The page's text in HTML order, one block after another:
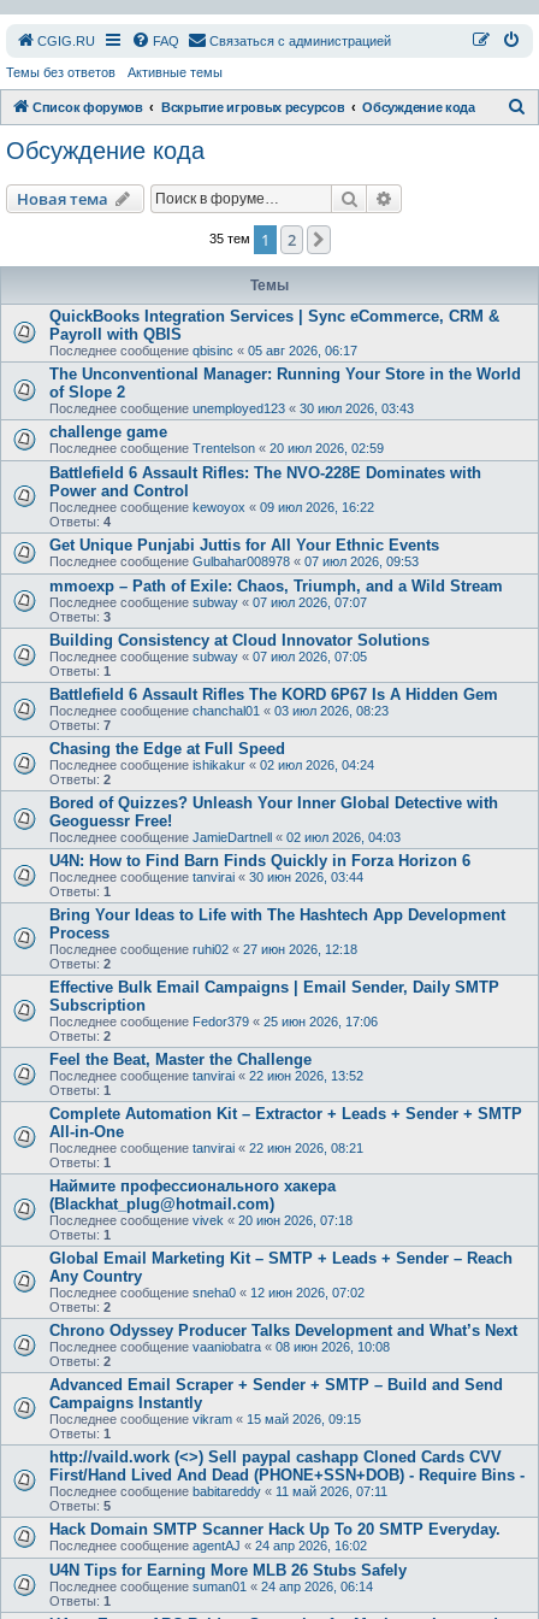
СGIG.RU FAQ Связаться с администрацией
Темы без ответов Активные темы
Список форумов Вскрытие игровых ресурсов Обсуждение кода
Обсуждение кода
Новая тема Поиск
35 тем 1 2
Темы
QuickBooks Integration Services | Sync eCommerce, CRM &
Payroll with QBIS
Последнее сообщение qbisinc « 05 авг 2026, 06:17
The Unconventional Manager: Running Your Store in the World
of Slope 2
Последнее сообщение unemployed123 « 30 июл 2026, 03:43
challenge game
Последнее сообщение Trentelson « 20 июл 2026, 02:59
Battlefield 6 Assault Rifles: The NVO-228E Dominates with
Power and Control
Последнее сообщение kewoyox « 09 июл 2026, 16:22
Ответы: 4
Get Unique Punjabi Juttis for All Your Ethnic Events
Последнее сообщение Gulbahar008978 « 07 июл 2026, 09:53
mmoexp – Path of Exile: Chaos, Triumph, and a Wild Stream
Последнее сообщение subway « 07 июл 2026, 07:07
Ответы: 3
Building Consistency at Cloud Innovator Solutions
Последнее сообщение subway « 07 июл 2026, 07:05
Ответы: 1
Battlefield 6 Assault Rifles The KORD 6P67 Is A Hidden Gem
Последнее сообщение chanchal01 « 03 июл 2026, 08:23
Ответы: 7
Chasing the Edge at Full Speed
Последнее сообщение ishikakur « 02 июл 2026, 04:24
Ответы: 2
Bored of Quizzes? Unleash Your Inner Global Detective with
Geoguessr Free!
Последнее сообщение JamieDartnell « 02 июл 2026, 04:03
U4N: How to Find Barn Finds Quickly in Forza Horizon 6
Последнее сообщение tanvirai « 30 июн 2026, 03:44
Ответы: 1
Bring Your Ideas to Life with The Hashtech App Development
Process
Последнее сообщение ruhi02 « 27 июн 2026, 12:18
Ответы: 2
Effective Bulk Email Campaigns | Email Sender, Daily SMTP
Subscription
Последнее сообщение Fedor379 « 25 июн 2026, 17:06
Ответы: 2
Feel the Beat, Master the Challenge
Последнее сообщение tanvirai « 22 июн 2026, 13:52
Ответы: 1
Complete Automation Kit – Extractor + Leads + Sender + SMTP
All-in-One
Последнее сообщение tanvirai « 22 июн 2026, 08:21
Ответы: 1
Наймите профессионального хакера
(Blackhat_plug@hotmail.com)
Последнее сообщение vivek « 20 июн 2026, 07:18
Ответы: 1
Global Email Marketing Kit – SMTP + Leads + Sender – Reach
Any Country
Последнее сообщение sneha0 « 12 июн 2026, 07:02
Ответы: 2
Chrono Odyssey Producer Talks Development and What’s Next
Последнее сообщение vaaniobatra « 08 июн 2026, 10:08
Ответы: 2
Advanced Email Scraper + Sender + SMTP – Build and Send
Campaigns Instantly
Последнее сообщение vikram « 15 май 2026, 09:15
Ответы: 1
http://vaild.work (<>) Sell paypal cashapp Cloned Cards CVV
First/Hand Lived And Dead (PHONE+SSN+DOB) - Require Bins -
Последнее сообщение babitareddy « 11 май 2026, 07:11
Ответы: 5
Hack Domain SMTP Scanner Hack Up To 20 SMTP Everyday.
Последнее сообщение agentAJ « 24 апр 2026, 16:02
U4N Tips for Earning More MLB 26 Stubs Safely
Последнее сообщение suman01 « 24 апр 2026, 06:14
Ответы: 1